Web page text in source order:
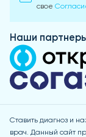
свое
Наши
Ставить диагноз и
врач. Данный сайт